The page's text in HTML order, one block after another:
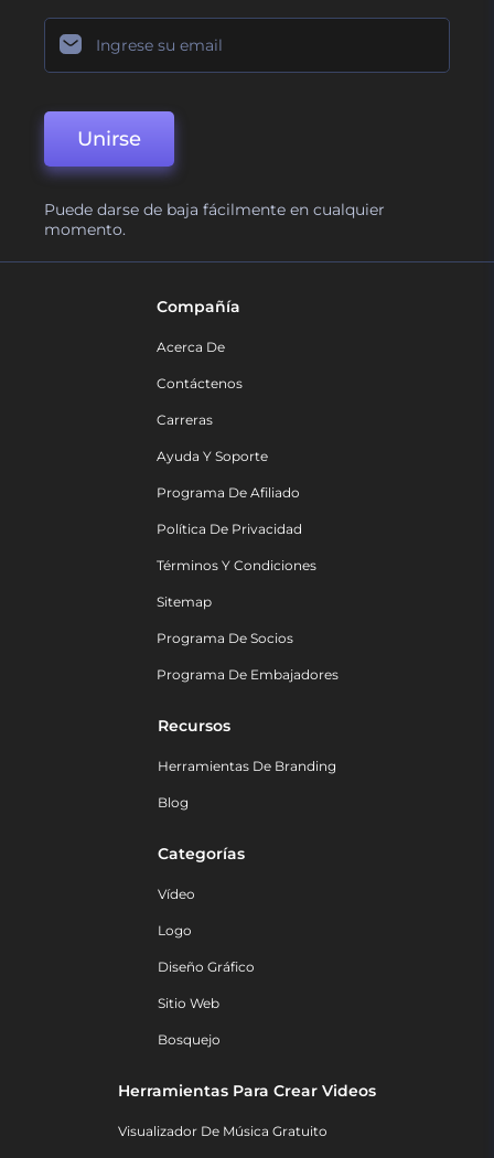
Unirse
Puede darse de baja fácilmente en cualquier
momento.
Compañía
Acerca De
Contáctenos
Carreras
Ayuda Y Soporte
Programa De Afiliado
Política De Privacidad
Términos Y Condiciones
Sitemap
Programa De Socios
Programa De Embajadores
Recursos
Herramientas De Branding
Blog
Categorías
Vídeo
Logo
Diseño Gráfico
Sitio Web
Bosquejo
Herramientas Para Crear Videos
Visualizador De Música Gratuito